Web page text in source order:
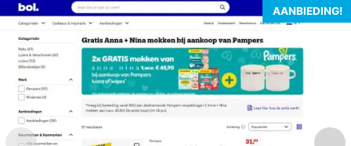
AANBIEDING!